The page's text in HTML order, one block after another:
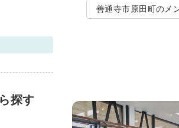
善通寺市原田町のメ
探す